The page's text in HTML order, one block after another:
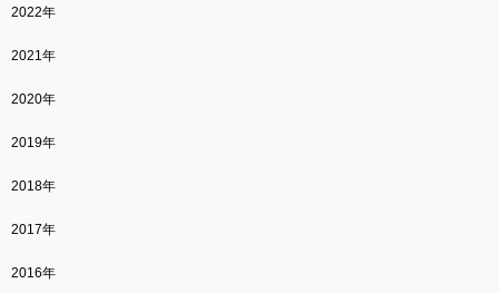
2022年
2021年
2020年
2019年
2018年
2017年
2016年